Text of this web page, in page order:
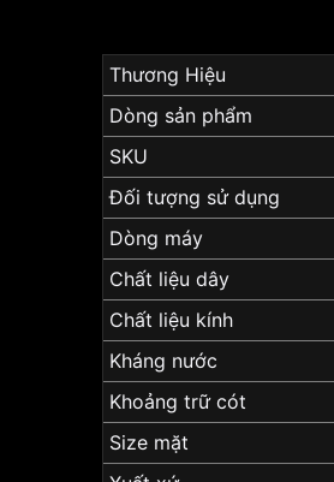
Thương Hiệu
Dòng sản phẩm
SKU
Đối tượng sử dụng
Dòng máy
Chất liệu dây
Chất liệu kính
Kháng nước
Khoảng trữ cót
Size mặt